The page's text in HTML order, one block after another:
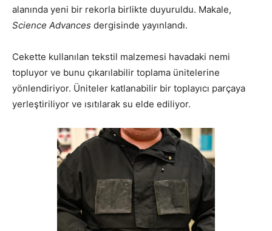
alanında yeni bir rekorla birlikte duyuruldu. Makale,
Science Advances dergisinde yayınlandı.
Cekette kullanılan tekstil malzemesi havadaki nemi
topluyor ve bunu çıkarılabilir toplama ünitelerine
yönlendiriyor. Üniteler katlanabilir bir toplayıcı parçaya
yerleştiriliyor ve ısıtılarak su elde ediliyor.